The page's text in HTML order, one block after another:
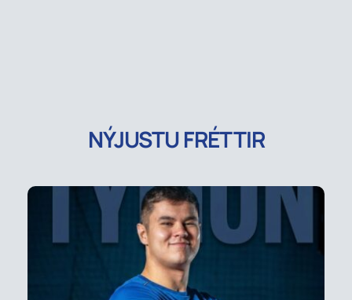
NÝJUSTU FRÉTTIR